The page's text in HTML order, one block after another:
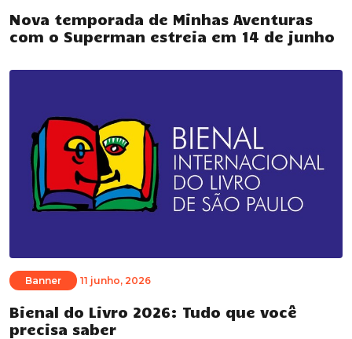
Nova temporada de Minhas Aventuras
com o Superman estreia em 14 de junho
Banner 11 junho, 2026
Bienal do Livro 2026: Tudo que você
precisa saber